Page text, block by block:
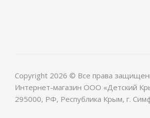
Copyright 2026 © Все права
Интернет-магазин ООО «Детский
295000, РФ, Республика Крым, г.